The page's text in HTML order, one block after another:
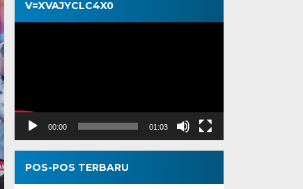
V=XVAJYCLC4X0
Pemutar
00:00 01:03
POS-POS TERBARU